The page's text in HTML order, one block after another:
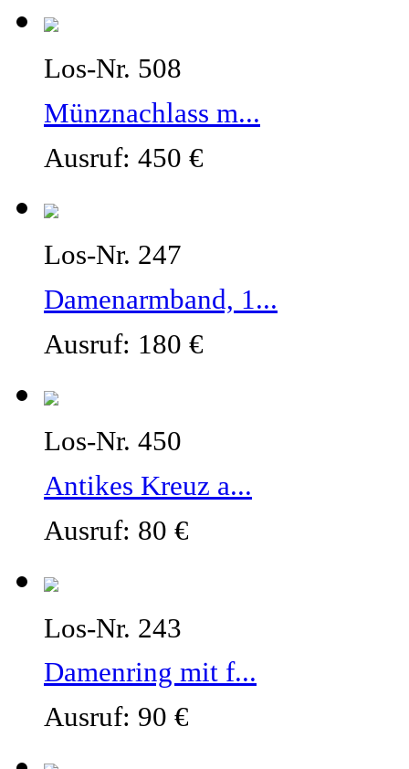
Los-Nr. 508
Münznachlass m...
Ausruf: 450 €
Los-Nr. 247
Damenarmband, 1...
Ausruf: 180 €
Los-Nr. 450
Antikes Kreuz a...
Ausruf: 80 €
Los-Nr. 243
Damenring mit f...
Ausruf: 90 €